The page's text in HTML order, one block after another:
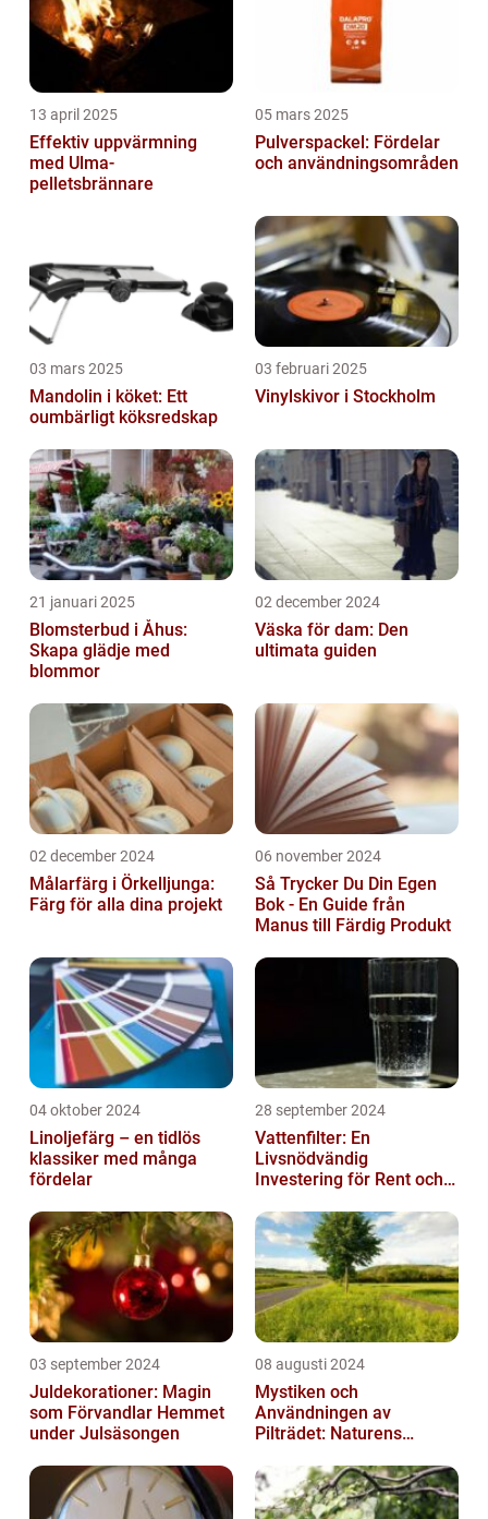
13 april 2025
Effektiv uppvärmning
med Ulma-
pelletsbrännare
05 mars 2025
Pulverspackel: Fördelar
och användningsområden
03 mars 2025
Mandolin i köket: Ett
oumbärligt köksredskap
03 februari 2025
Vinylskivor i Stockholm
21 januari 2025
Blomsterbud i Åhus:
Skapa glädje med
blommor
02 december 2024
Väska för dam: Den
ultimata guiden
02 december 2024
Målarfärg i Örkelljunga:
Färg för alla dina projekt
06 november 2024
Så Trycker Du Din Egen
Bok - En Guide från
Manus till Färdig Produkt
04 oktober 2024
Linoljefärg – en tidlös
klassiker med många
fördelar
28 september 2024
Vattenfilter: En
Livsnödvändig
Investering för Rent och
03 september 2024
Juldekorationer: Magin
som Förvandlar Hemmet
under Julsäsongen
08 augusti 2024
Mystiken och
Användningen av
Pilträdet: Naturens